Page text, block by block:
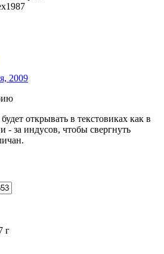
2009
открывать в текстовиках как в
- за индусов, чтобы свергнуть
г